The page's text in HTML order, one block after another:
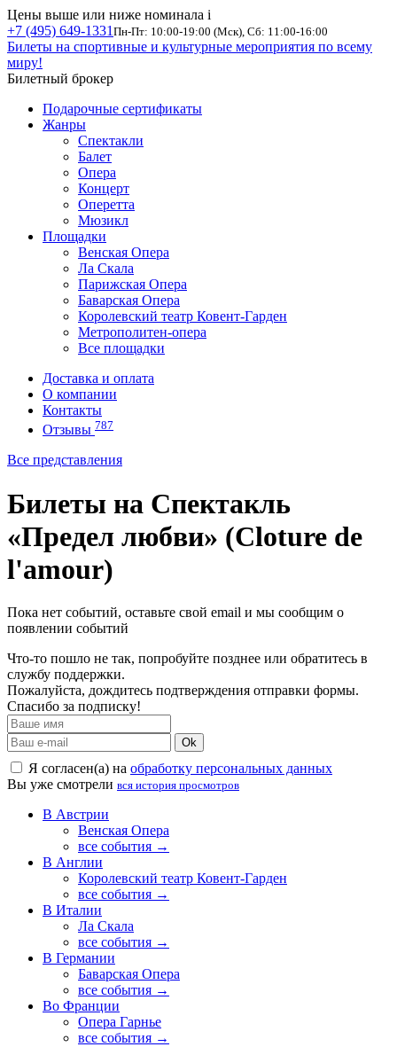
Цены выше или ниже номинала i
+7 (495) 649-1331 Пн-Пт: 10:00-19:00 (Мск), Сб: 11:00-16:00
Билеты на спортивные и культурные мероприятия по всему
миру!
Билетный брокер
Подарочные сертификаты
Жанры
Спектакли
Балет
Опера
Концерт
Оперетта
Мюзикл
Площадки
Венская Опера
Ла Скала
Парижская Опера
Баварская Опера
Королевский театр Ковент-Гарден
Метрополитен-опера
Все площадки
Доставка и оплата
О компании
Контакты
Отзывы 787
Все представления
Билеты на Спектакль
«Предел любви» (Cloture de
l'amour)
Пока нет событий, оставьте свой email и мы сообщим о
появлении событий
Что-то пошло не так, попробуйте позднее или обратитесь в
службу поддержки.
Пожалуйста, дождитесь подтверждения отправки формы.
Спасибо за подписку!
Ok
Я согласен(а) на обработку персональных данных
Вы уже смотрели вся история просмотров
В Австрии
Венская Опера
все события →
В Англии
Королевский театр Ковент-Гарден
все события →
В Италии
Ла Скала
все события →
В Германии
Баварская Опера
все события →
Во Франции
Опера Гарнье
все события →